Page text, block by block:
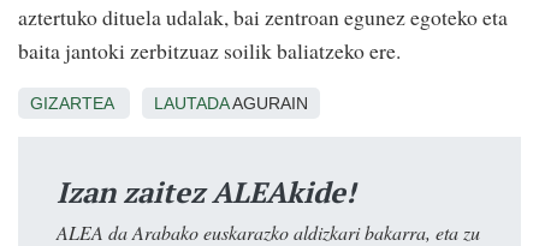
aztertuko dituela udalak, bai zentroan egunez egoteko eta
baita jantoki zerbitzuaz soilik baliatzeko ere.
GIZARTEA LAUTADAAGURAIN
Izan zaitez ALEAkide!
ALEA da Arabako euskarazko aldizkari bakarra, eta zu